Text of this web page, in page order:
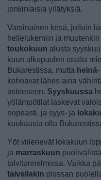
jonkinlaisia yllätyksiä.
Varsinainen kesä, jolloin
hellelukemiin ja
toukokuun alusta
kuun alkupuolen osalta
Bukarestissa, mutta heinä
kohoavat lähes aina
asteeseen. Syyskuussa
yölämpötilat laskevat
nopeasti, ja syys- ja
kuukausia olla
Yöt viilenevät lokakuun
ja marraskuun
talvitunnelmissa. Vaikka
talvellakin plussan